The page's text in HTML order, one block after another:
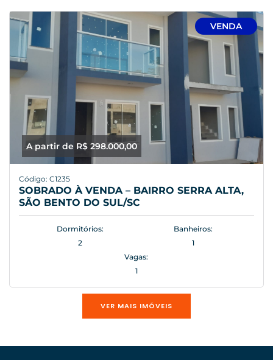
A partir de R$ 298.000,00
VENDA
Código: C1235
SOBRADO À VENDA – BAIRRO SERRA ALTA,
SÃO BENTO DO SUL/SC
Dormitórios:
2
Banheiros:
1
Vagas:
1
VER MAIS IMÓVEIS